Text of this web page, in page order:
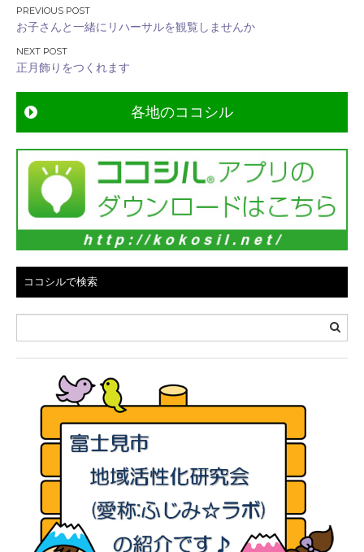
投
稿
ナ
ビ
ゲ
ー
シ
ョ
ン
お子さんと一緒にリハーサルを観覧しませんか
正月飾りをつくれます
各地のココシル
ココシルで検索